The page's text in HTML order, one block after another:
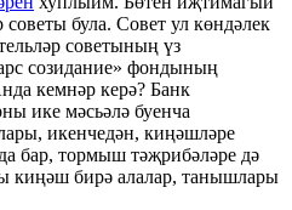
була. Совет ул көндәлек
советының үз
созидание» фондының
кемнәр керә? Банк
ике мәсьәлә буенча
икенчедән, киңәшләре
бар, тормыш тәҗрибәләре дә
киңәш бирә алалар, танышлары